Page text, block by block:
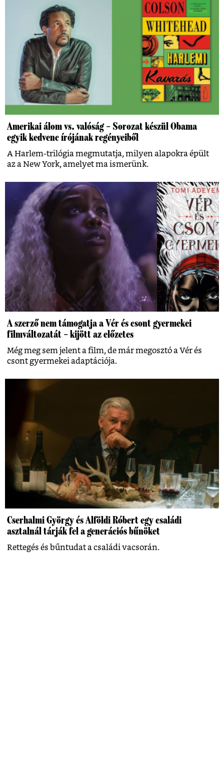
Amerikai álom vs. valóság – Sorozat készül Obama
egyik kedvenc írójának regényeiből
A Harlem-trilógia megmutatja, milyen alapokra épült
az a New York, amelyet ma ismerünk.
A szerző nem támogatja a Vér és csont gyermekei
filmváltozatát – kijött az előzetes
Még meg sem jelent a film, de már megosztó a Vér és
csont gyermekei adaptációja.
Cserhalmi György és Alföldi Róbert egy családi
asztalnál tárják fel a generációs bűnöket
Rettegés és bűntudat a családi vacsorán.